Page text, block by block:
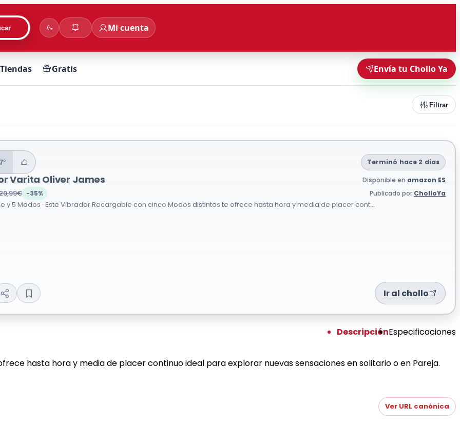
Mi cuenta
Tiendas Gratis Envía tu Chollo Ya
Filtrar
Terminó hace 2 días
Varita Oliver James Disponible en amazon ES
-35% Publicado por CholloYa
y 5 Modos · Este Vibrador Recargable con cinco Modos distintos te ofrece hasta hora y media de placer cont...
Ir al chollo
DescripciónEspecificaciones
hasta hora y media de placer continuo ideal para explorar nuevas sensaciones en solitario o en Pareja.
Ver URL canónica